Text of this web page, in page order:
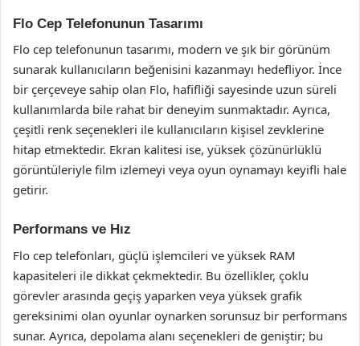
Flo Cep Telefonunun Tasarımı
Flo cep telefonunun tasarımı, modern ve şık bir görünüm
sunarak kullanıcıların beğenisini kazanmayı hedefliyor. İnce
bir çerçeveye sahip olan Flo, hafifliği sayesinde uzun süreli
kullanımlarda bile rahat bir deneyim sunmaktadır. Ayrıca,
çeşitli renk seçenekleri ile kullanıcıların kişisel zevklerine
hitap etmektedir. Ekran kalitesi ise, yüksek çözünürlüklü
görüntüleriyle film izlemeyi veya oyun oynamayı keyifli hale
getirir.
Performans ve Hız
Flo cep telefonları, güçlü işlemcileri ve yüksek RAM
kapasiteleri ile dikkat çekmektedir. Bu özellikler, çoklu
görevler arasında geçiş yaparken veya yüksek grafik
gereksinimi olan oyunlar oynarken sorunsuz bir performans
sunar. Ayrıca, depolama alanı seçenekleri de geniştir; bu